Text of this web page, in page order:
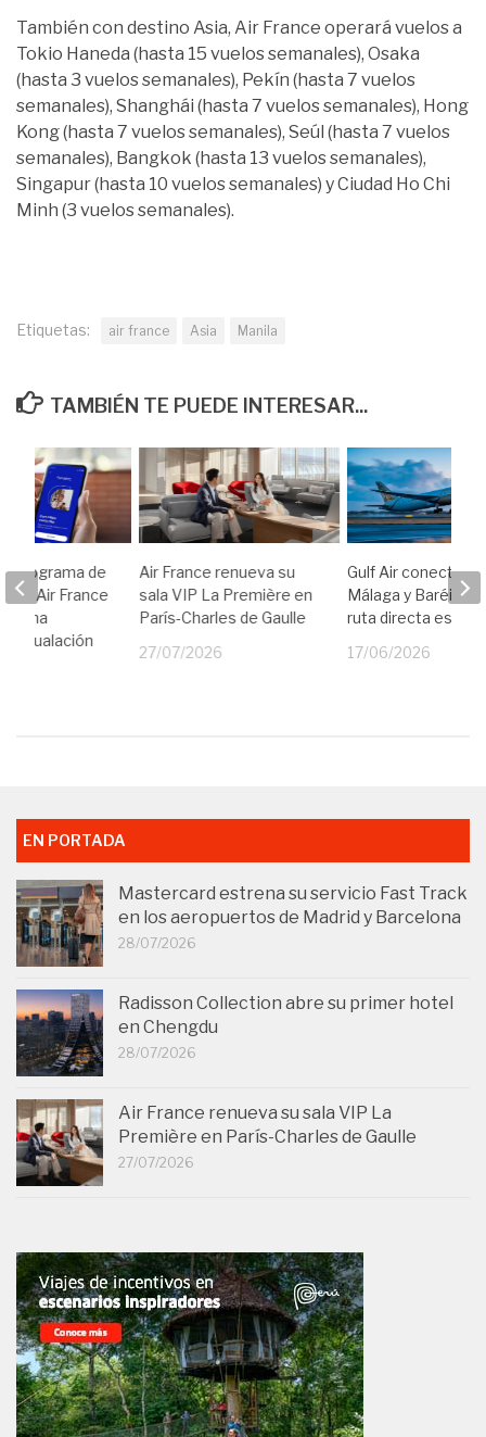
También con destino Asia, Air France operará vuelos a
Tokio Haneda (hasta 15 vuelos semanales), Osaka
(hasta 3 vuelos semanales), Pekín (hasta 7 vuelos
semanales), Shanghái (hasta 7 vuelos semanales), Hong
Kong (hasta 7 vuelos semanales), Seúl (hasta 7 vuelos
semanales), Bangkok (hasta 13 vuelos semanales),
Singapur (hasta 10 vuelos semanales) y Ciudad Ho Chi
Minh (3 vuelos semanales).
Etiquetas: air france Asia Manila
TAMBIÉN TE PUEDE INTERESAR...
Air France renueva su
sala VIP La Première en
París-Charles de Gaulle
27/07/2026
Gulf Air conectará
Málaga y Baréin
ruta directa este
17/06/2026
programa de
de Air France
una
igualación
EN PORTADA
Mastercard estrena su servicio Fast Track
en los aeropuertos de Madrid y Barcelona
28/07/2026
Radisson Collection abre su primer hotel
en Chengdu
28/07/2026
Air France renueva su sala VIP La
Première en París-Charles de Gaulle
27/07/2026